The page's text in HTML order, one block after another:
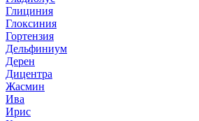
Глициния
Глоксиния
Гортензия
Дельфиниум
Дерен
Дицентра
Жасмин
Ива
Ирис